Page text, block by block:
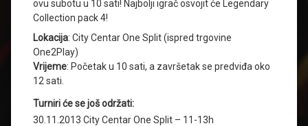
ovu subotu u 10 sati! Najbolji igrač osvojit će Legendary
Collection pack 4!
Lokacija: City Centar One Split (ispred trgovine
One2Play)
Vrijeme: Početak u 10 sati, a završetak se predviđa oko
12 sati.
Turniri će se još održati:
30.11.2013 City Centar One Split – 11-13h